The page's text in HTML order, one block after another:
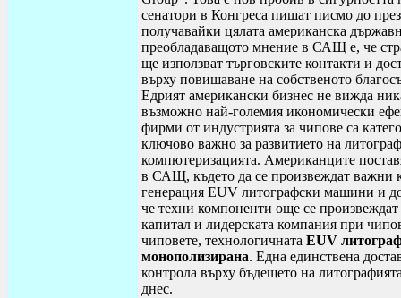
сенатори в Конгреса пишат писмо до
получавайки цялата американска
преобладаващото мнение в САЩ е, че
ще използват търговските контакти и
върху повишаване на собственото
Едрият американски бизнес не вижда
възможно най-големия икономически
фирми от индустрията за чипове са
ключово важно за развитието на
компютеризацията. Американците
в САЩ, където да се произвеждат важни
генерация EUV литографски машини и
че техни компоненти още се
капитал и лидерската компания при
чиповете, технологичната EUV
монополизирана. Една единствена
контрола върху бъдещето на
днес.